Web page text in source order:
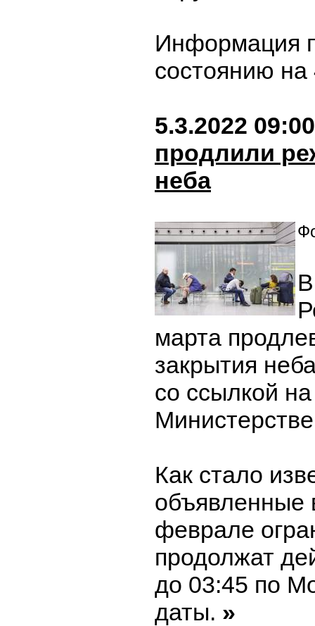
Информация
состоянию
5.3.2022 09:00
продлили
неба
марта
закрытия
со ссылкой
Как стало
феврале
продолжат
до 03:45 по
даты. »